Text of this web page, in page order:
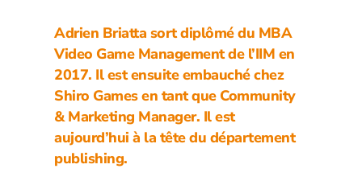
Adrien Briatta sort diplômé du MBA
Video Game Management de l’IIM en
2017. Il est ensuite embauché chez
Shiro Games en tant que Community
& Marketing Manager. Il est
aujourd’hui à la tête du département
publishing.